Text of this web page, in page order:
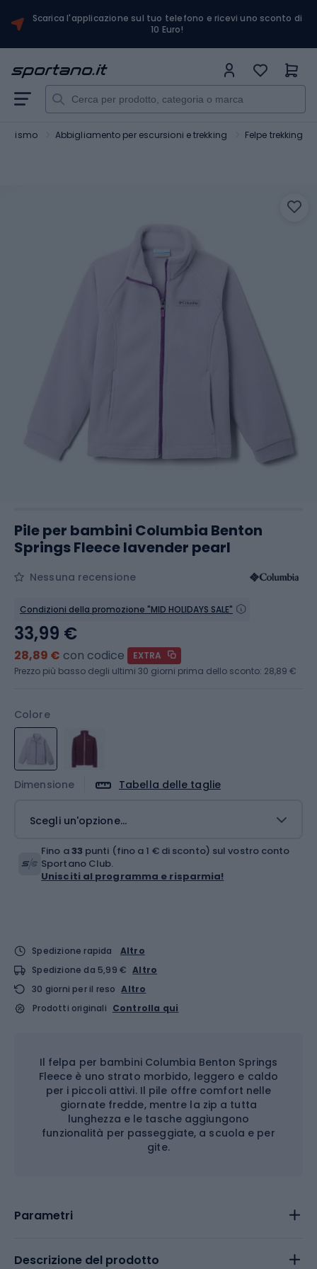
Scarica l'applicazione sul tuo telefono e ricevi uno sconto di
10 Euro!
Abbigliamento per escursioni e trekking Felpe trekking
Pile per bambini Columbia Benton
Springs Fleece lavender pearl
Nessuna recensione
Condizioni della promozione "MID HOLIDAYS SALE"
Colore
Dimensione Tabella delle taglie
Scegli un'opzione...
33,99 €
28,89 € con codice
EXTRA
Prezzo più basso degli ultimi 30 giorni prima dello sconto: 28,89 €
Fino a33 punti (fino a 1 € di sconto) sul vostro conto
Sportano Club.
Unisciti al programma e risparmia!
Spedizione rapida
Altro
Spedizione da 5,99 € Altro
30 giorni per il reso Altro
Prodotti originali Controlla qui
Il felpa per bambini Columbia Benton Springs
Fleece è uno strato morbido, leggero e caldo
per i piccoli attivi. Il pile offre comfort nelle
giornate fredde, mentre la zip a tutta
lunghezza e le tasche aggiungono
funzionalità per passeggiate, a scuola e per
gite.
Parametri
Descrizione del prodotto